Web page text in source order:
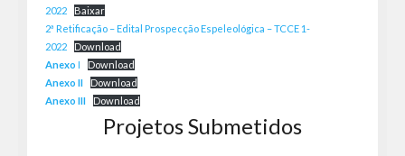
2022
Baixar
2ª Retificação – Edital Prospecção Espeleológica – TCCE 1-
2022
Download
Anexo I
Download
Anexo II
Download
Anexo III
Download
Projetos Submetidos